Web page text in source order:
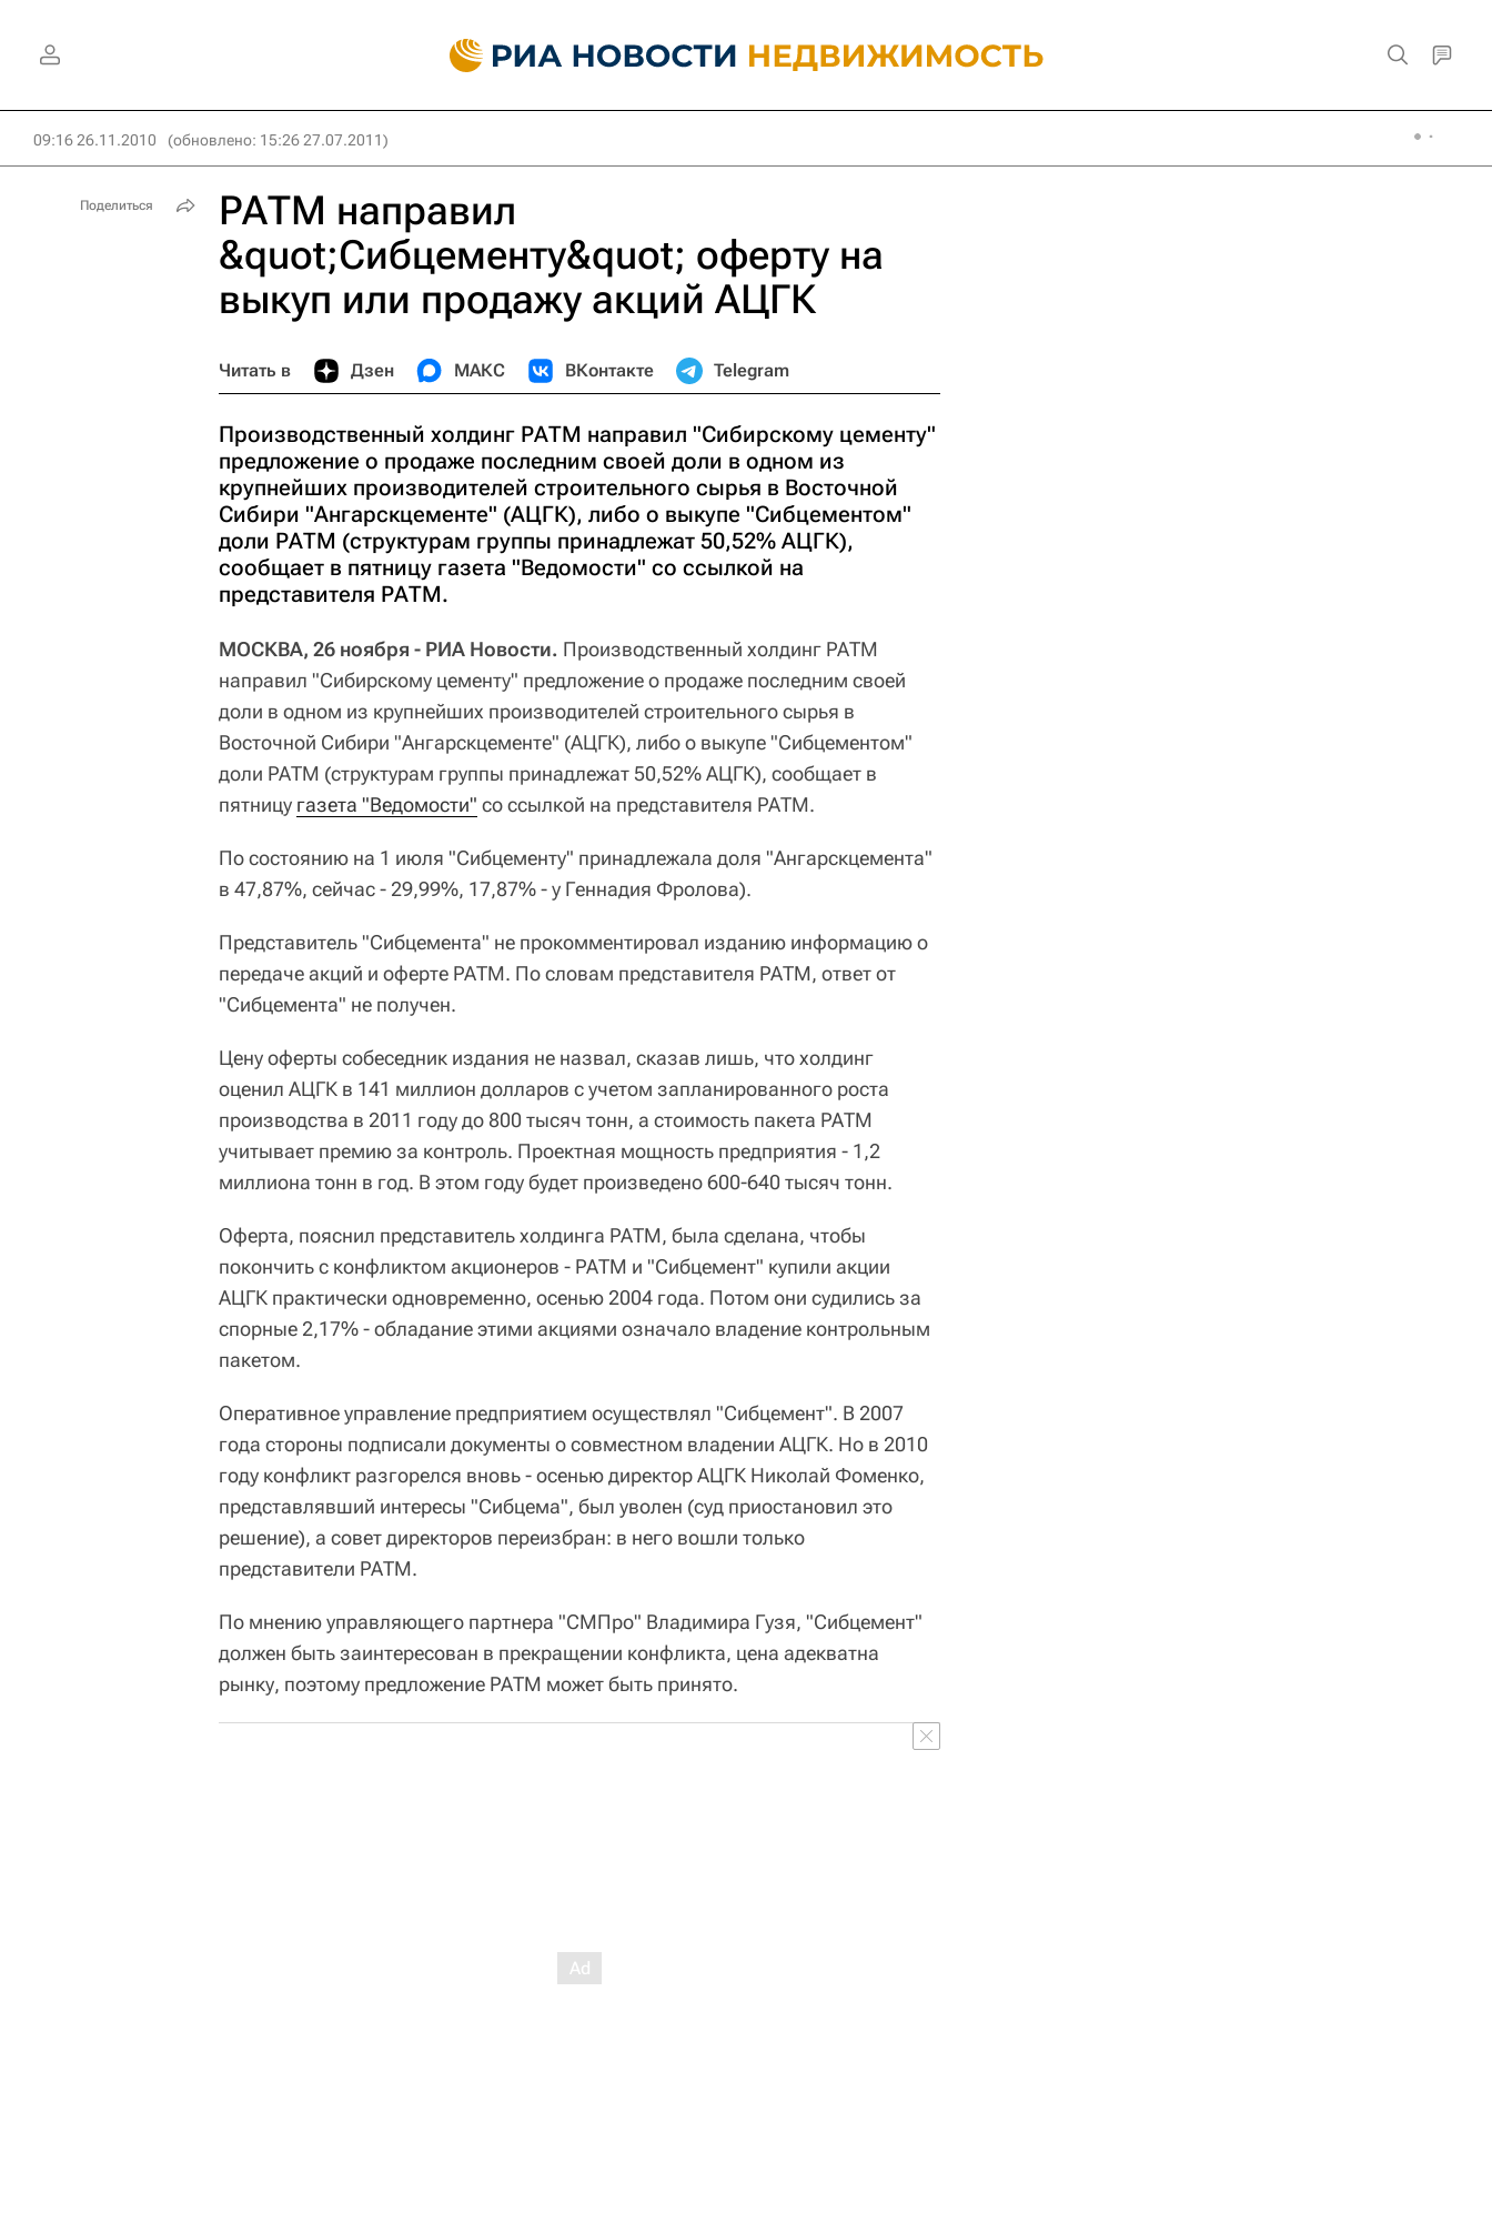
09:16 26.11.2010 (обновлено: 15:26 27.07.2011)
РАТМ направил
&quot;Сибцементу&quot; оферту на
выкуп или продажу акций АЦГК
Читать в Дзен МАКС ВКонтакте Telegram
Производственный холдинг РАТМ направил "Сибирскому цементу"
предложение о продаже последним своей доли в одном из
крупнейших производителей строительного сырья в Восточной
Сибири "Ангарскцементе" (АЦГК), либо о выкупе "Сибцементом"
доли РАТМ (структурам группы принадлежат 50,52% АЦГК),
сообщает в пятницу газета "Ведомости" со ссылкой на
представителя РАТМ.
МОСКВА, 26 ноября - РИА Новости. Производственный холдинг РАТМ
направил "Сибирскому цементу" предложение о продаже последним своей
доли в одном из крупнейших производителей строительного сырья в
Восточной Сибири "Ангарскцементе" (АЦГК), либо о выкупе "Сибцементом"
доли РАТМ (структурам группы принадлежат 50,52% АЦГК), сообщает в
пятницу газета "Ведомости" со ссылкой на представителя РАТМ.
По состоянию на 1 июля "Сибцементу" принадлежала доля "Ангарскцемента"
в 47,87%, сейчас - 29,99%, 17,87% - у Геннадия Фролова).
Представитель "Сибцемента" не прокомментировал изданию информацию о
передаче акций и оферте РАТМ. По словам представителя РАТМ, ответ от
"Сибцемента" не получен.
Цену оферты собеседник издания не назвал, сказав лишь, что холдинг
оценил АЦГК в 141 миллион долларов с учетом запланированного роста
производства в 2011 году до 800 тысяч тонн, а стоимость пакета РАТМ
учитывает премию за контроль. Проектная мощность предприятия - 1,2
миллиона тонн в год. В этом году будет произведено 600-640 тысяч тонн.
Оферта, пояснил представитель холдинга РАТМ, была сделана, чтобы
покончить с конфликтом акционеров - РАТМ и "Сибцемент" купили акции
АЦГК практически одновременно, осенью 2004 года. Потом они судились за
спорные 2,17% - обладание этими акциями означало владение контрольным
пакетом.
Оперативное управление предприятием осуществлял "Сибцемент". В 2007
года стороны подписали документы о совместном владении АЦГК. Но в 2010
году конфликт разгорелся вновь - осенью директор АЦГК Николай Фоменко,
представлявший интересы "Сибцема", был уволен (суд приостановил это
решение), а совет директоров переизбран: в него вошли только
представители РАТМ.
По мнению управляющего партнера "СМПро" Владимира Гузя, "Сибцемент"
должен быть заинтересован в прекращении конфликта, цена адекватна
рынку, поэтому предложение РАТМ может быть принято.
Поделиться